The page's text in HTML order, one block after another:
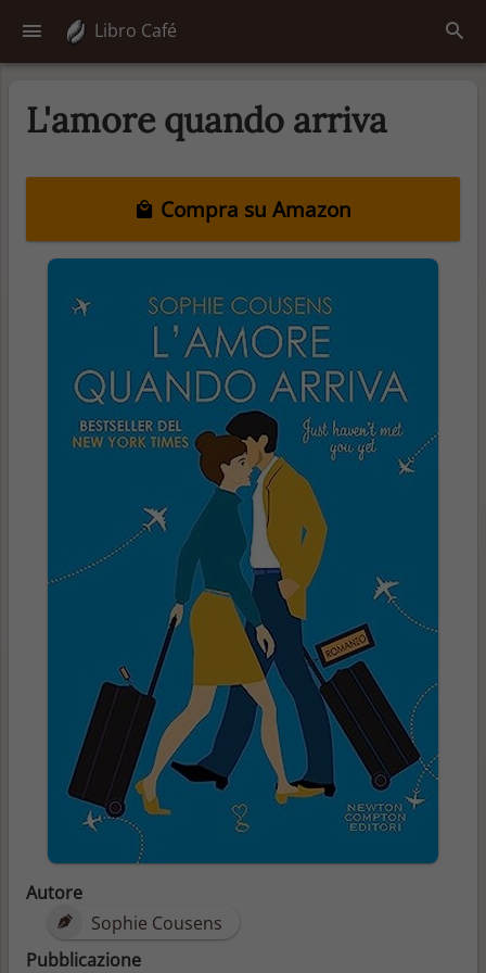
Libro Café
L'amore quando arriva
Compra su Amazon
Autore
Sophie Cousens
Pubblicazione